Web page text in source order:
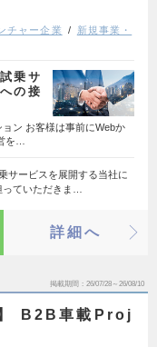
チャー企業
新規事業・
乗サ
の接
ン お客様は事前にWebか
を…
サービスを展開する当社に
ていただきま…
詳細へ
掲載期間 26/07/28～26/08/10
B2B車載Proj